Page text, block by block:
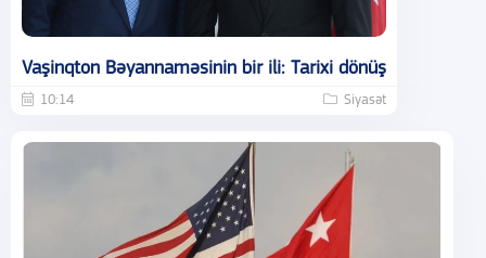
Vaşinqton Bəyannaməsinin bir ili: Tarixi dönüş
10:14 Siyasət